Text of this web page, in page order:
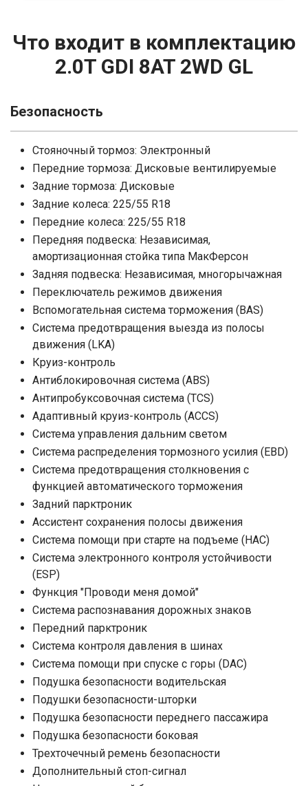
Что входит в комплектацию
2.0T GDI 8AT 2WD GL
Безопасность
Стояночный тормоз: Электронный
Передние тормоза: Дисковые вентилируемые
Задние тормоза: Дисковые
Задние колеса: 225/55 R18
Передние колеса: 225/55 R18
Передняя подвеска: Независимая,
амортизационная стойка типа МакФерсон
Задняя подвеска: Независимая, многорычажная
Переключатель режимов движения
Вспомогательная система торможения (BAS)
Система предотвращения выезда из полосы
движения (LKA)
Круиз-контроль
Антиблокировочная система (ABS)
Антипробуксовочная система (TCS)
Адаптивный круиз-контроль (ACCS)
Система управления дальним светом
Система распределения тормозного усилия (EBD)
Система предотвращения столкновения с
функцией автоматического торможения
Задний парктроник
Ассистент сохранения полосы движения
Система помощи при старте на подъеме (HAC)
Система электронного контроля устойчивости
(ESP)
Функция "Проводи меня домой"
Система распознавания дорожных знаков
Передний парктроник
Система контроля давления в шинах
Система помощи при спуске с горы (DAC)
Подушка безопасности водительская
Подушки безопасности-шторки
Подушка безопасности переднего пассажира
Подушка безопасности боковая
Трехточечный ремень безопасности
Дополнительный стоп-сигнал